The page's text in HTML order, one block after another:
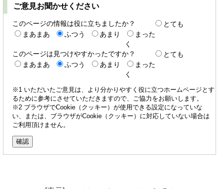
ご意見お聞かせください
このページの情報は役に立ちましたか？
とても
まあまあ
ふつう あまり
まった
く
このページは見つけやすかったですか？
とても
まあまあ
ふつう あまり
まった
く
※1 いただいたご意見は、より分かりやすく役に立つホームページとす
るために参考にさせていただきますので、ご協力をお願いします。
※2 ブラウザでCookie（クッキー）が使用できる設定になっていな
い、または、ブラウザがCookie（クッキー）に対応していない場合は
ご利用頂けません。